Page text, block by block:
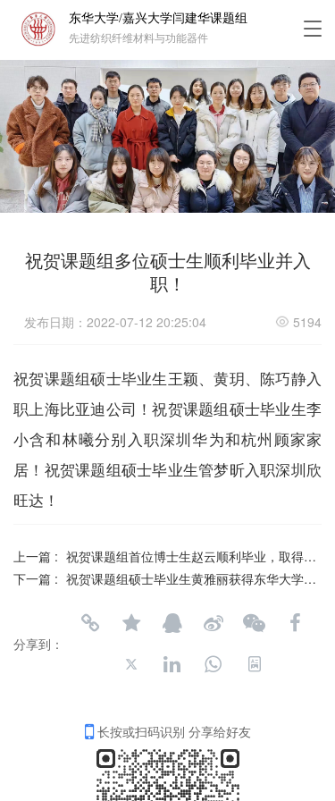
T
g
g
l
e
n
a
v
i
g
东华大学/嘉兴大学闫建华课题组
先进纺织纤维材料与功能器件
祝贺课题组多位硕士生顺利毕业并入
职！
发布日期：2022-07-12 20:25:04 5194
祝贺课题组硕士毕业生王颖、黄玥、陈巧静入
职上海比亚迪公司！祝贺课题组硕士毕业生李
小含和林曦分别入职深圳华为和杭州顾家家
居！祝贺课题组硕士毕业生管梦昕入职深圳欣
旺达！
上一篇 : 祝贺课题组首位博士生赵云顺利毕业，取得博士学位！
下一篇 : 祝贺课题组硕士毕业生黄雅丽获得东华大学2021年度工程硕士专业学位优秀学位论文
分享到：
长按或扫码识别 分享给好友